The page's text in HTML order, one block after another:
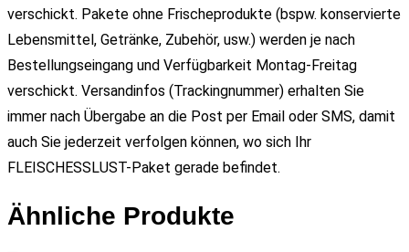
verschickt. Pakete ohne Frischeprodukte (bspw. konservierte
Lebensmittel, Getränke, Zubehör, usw.) werden je nach
Bestellungseingang und Verfügbarkeit Montag-Freitag
verschickt. Versandinfos (Trackingnummer) erhalten Sie
immer nach Übergabe an die Post per Email oder SMS, damit
auch Sie jederzeit verfolgen können, wo sich Ihr
FLEISCHESSLUST-Paket gerade befindet.
Ähnliche Produkte